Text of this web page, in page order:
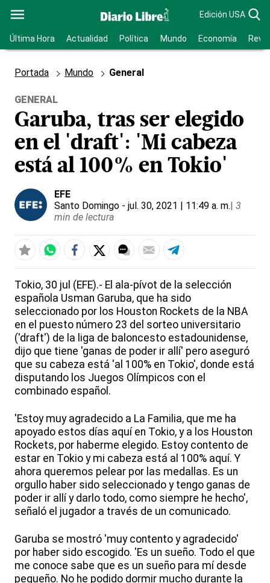
Edición USA
Última Hora Actualidad Política Mundo Economía
Portada Mundo General
GENERAL
Garuba, tras ser elegido
en el 'draft': 'Mi cabeza
está al 100% en Tokio'
EFE
Santo Domingo - jul. 30, 2021 | 11:49 a. m.| 3
min de lectura
Tokio, 30 jul (EFE).- El ala-pívot de la selección
española Usman Garuba, que ha sido
seleccionado por los Houston Rockets de la NBA
en el puesto número 23 del sorteo universitario
('draft') de la liga de baloncesto estadounidense,
dijo que tiene 'ganas de poder ir allí' pero aseguró
que su cabeza está 'al 100% en Tokio', donde está
disputando los Juegos Olímpicos con el
combinado español.
'Estoy muy agradecido a La Familia, que me ha
apoyado estos días aquí en Tokio, y a los Houston
Rockets, por haberme elegido. Estoy contento de
estar en Tokio y mi cabeza está al 100% aquí. Y
ahora queremos pelear por las medallas. Es un
orgullo haber sido seleccionado y tengo ganas de
poder ir allí y darlo todo, como siempre he hecho',
señaló el jugador a través de un comunicado.
Garuba se mostró 'muy contento y agradecido'
por haber sido escogido. 'Es un sueño. Todo el que
me conoce sabe que es un sueño para mí desde
pequeño. No he podido dormir mucho durante la